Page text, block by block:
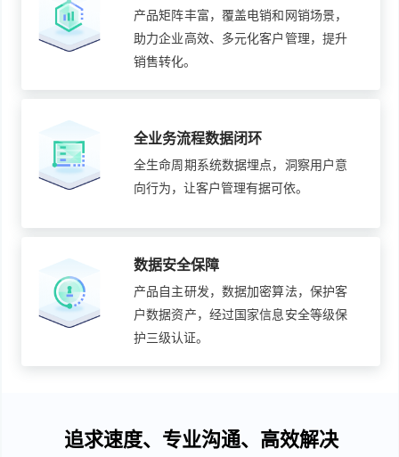
产品矩阵丰富，覆盖电销和网销场景，
助力企业高效、多元化客户管理，提升
销售转化。
全业务流程数据闭环
全生命周期系统数据埋点，洞察用户意
向行为，让客户管理有据可依。
数据安全保障
产品自主研发，数据加密算法，保护客
户数据资产，经过国家信息安全等级保
护三级认证。
追求速度、专业沟通、高效解决